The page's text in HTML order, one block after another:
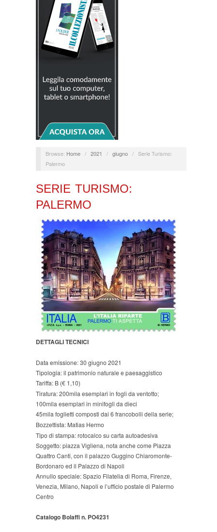
Browse: Home / 2021 / giugno / Serie Turismo:
Palermo
SERIE TURISMO:
PALERMO
DETTAGLI TECNICI
Data emissione: 30 giugno 2021
Tipologia: il patrimonio naturale e paesaggistico
Tariffa: B (€ 1,10)
Tiratura: 200mila esemplari in fogli da ventotto;
100mila esemplari in minifogli da dieci
45mila foglietti composti dai 6 francobolli della serie;
Bozzettista: Matias Hermo
Tipo di stampa: rotocalco su carta autoadesiva
Soggetto: piazza Vigliena, nota anche come Piazza
Quattro Canti, con il palazzo Guggino Chiaromonte-
Bordonaro ed il Palazzo di Napoli
Annullo speciale: Spazio Filatelia di Roma, Firenze,
Venezia, Milano, Napoli e l’ufficio postale di Palermo
Centro
Catalogo Bolaffi n. PO4231